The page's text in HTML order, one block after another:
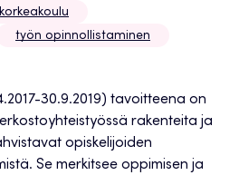
työn opinnollistaminen
30.9.2019) tavoitteena on
rakenteita ja
opiskelijoiden
Se merkitsee oppimisen ja